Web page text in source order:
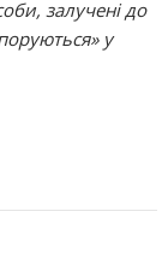
залучені до
у